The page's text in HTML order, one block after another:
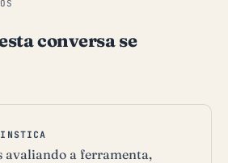
conversa se
avaliando a ferramenta,